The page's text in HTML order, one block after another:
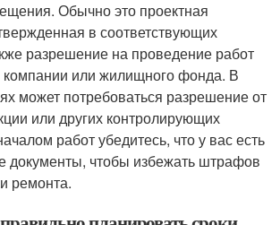
Обычно это проектная
в соответствующих
разрешение на проведение работ
или жилищного фонда. В
может потребоваться разрешение от
или других контролирующих
работ убедитесь, что у вас есть
документы, чтобы избежать штрафов
ремонта.